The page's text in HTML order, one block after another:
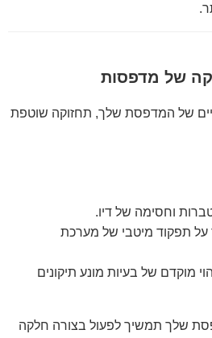
של מדפסות
של המדפסת שלך, תחזוקה שוטפת
וחסימה של דיו.
על תפקוד מיטבי של מערכת
מוקדם של בעיות מונע תיקונים
שלך תמשיך לפעול בצורה חלקה